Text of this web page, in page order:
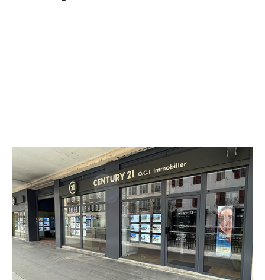
CENTURY 21 O.C.I. Immobilier
Rue Gachet Palais des Pyrénées
PAU - 64000
Envoyer un message
Téléphoner à l'agence